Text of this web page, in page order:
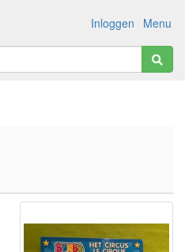
Menu
Inloggen